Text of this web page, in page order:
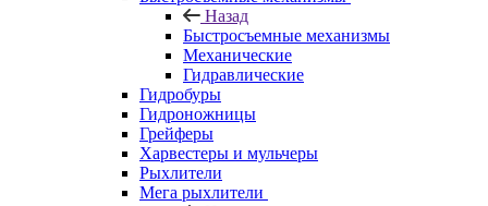
Назад
Быстросъемные механизмы
Механические
Гидравлические
Гидробуры
Гидроножницы
Грейферы
Харвестеры и мульчеры
Рыхлители
Мега рыхлители